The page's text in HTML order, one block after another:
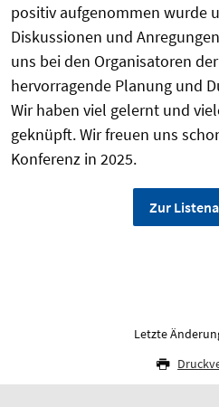
positiv aufgenommen wurde
Diskussionen und
uns bei den Organisatoren
hervorragende Planung und
Wir haben viel gelernt und
geknüpft. Wir freuen uns
Konferenz in 2025.
Zur
Letzte